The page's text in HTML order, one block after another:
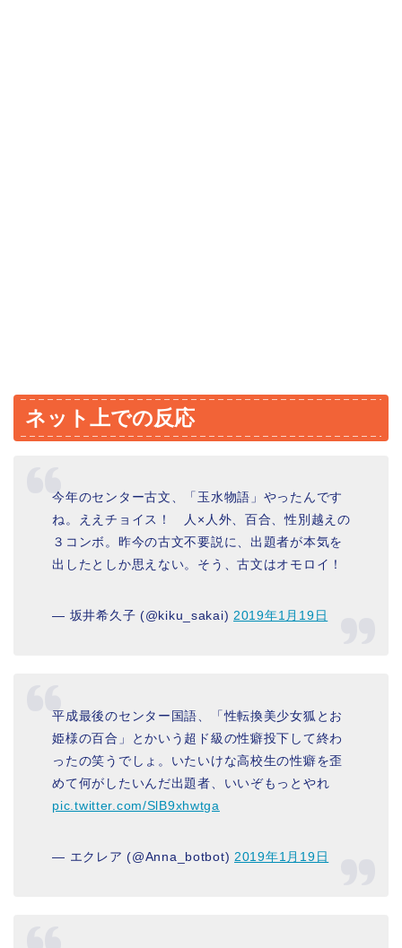
ネット上での反応
今年のセンター古文、「玉水物語」やったんです
ね。ええチョイス！ 人×人外、百合、性別越えの
３コンボ。昨今の古文不要説に、出題者が本気を
出したとしか思えない。そう、古文はオモロイ！
— 坂井希久子 (@kiku_sakai)2019年1月19日
平成最後のセンター国語、「性転換美少女狐とお
姫様の百合」とかいう超ド級の性癖投下して終わ
ったの笑うでしょ。いたいけな高校生の性癖を歪
めて何がしたいんだ出題者、いいぞもっとやれ
pic.twitter.com/SlB9xhwtga
— エクレア (@Anna_botbot) 2019年1月19日